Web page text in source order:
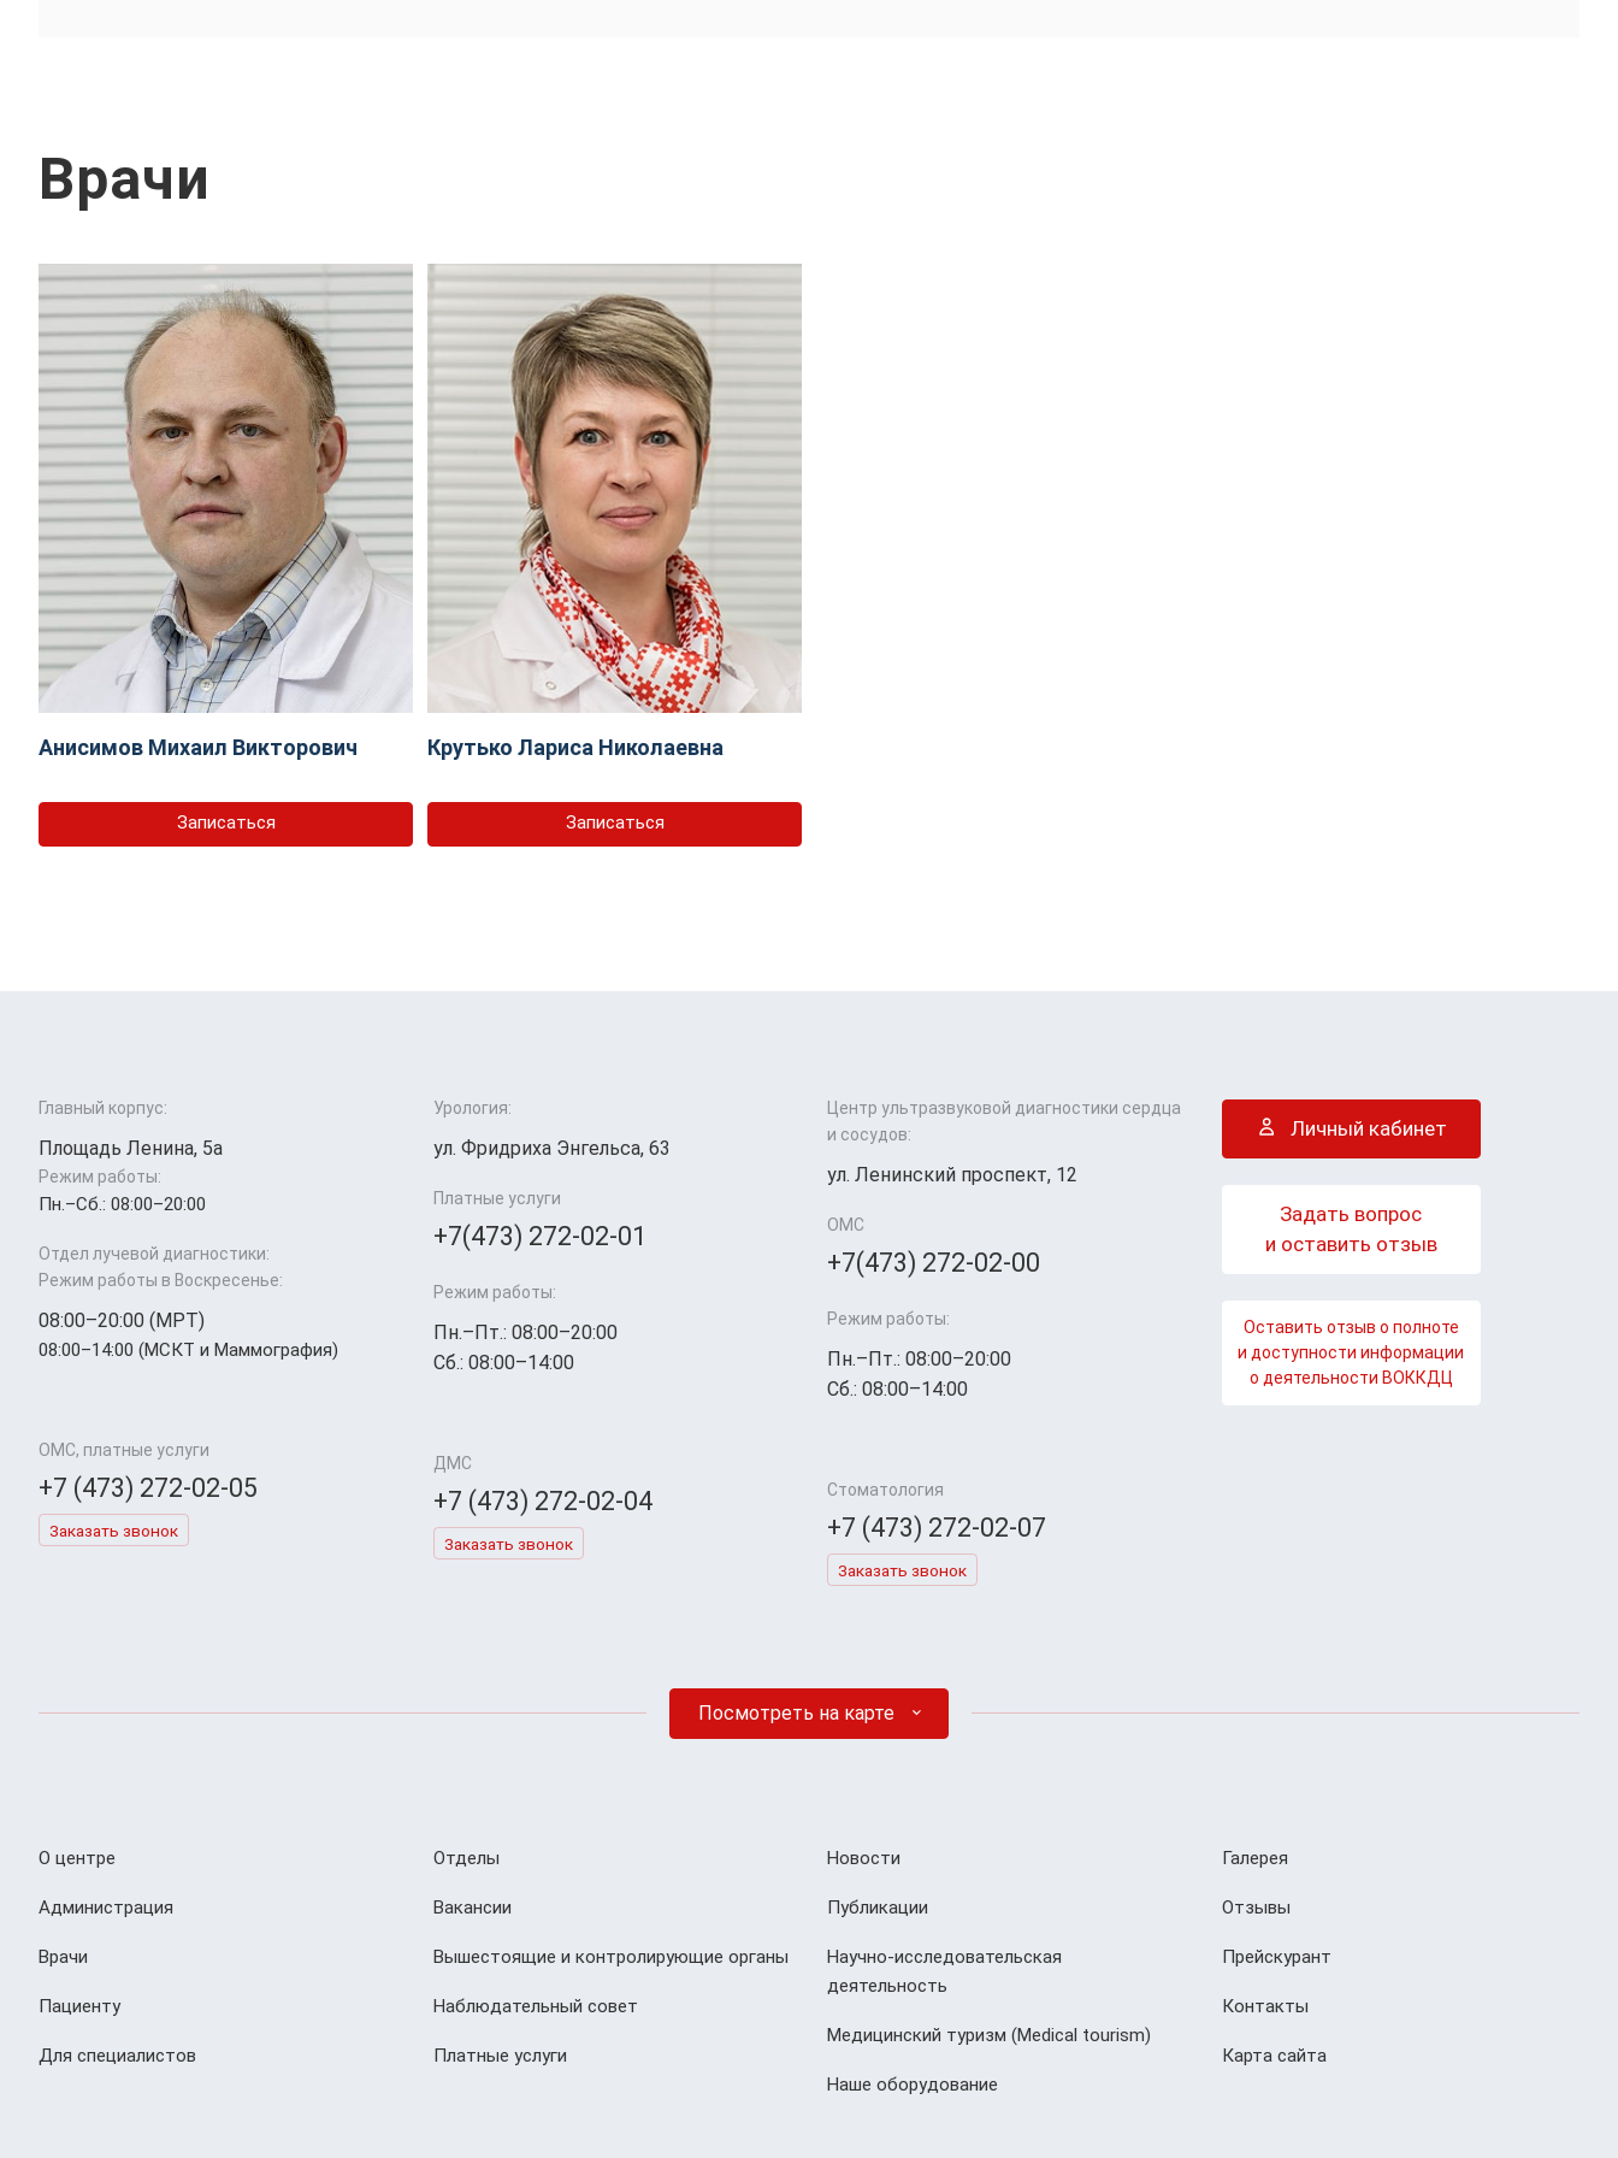
Врачи
Анисимов Михаил Викторович
Записаться
Крутько Лариса Николаевна
Записаться
Главный корпус:
Площадь Ленина, 5а
Режим работы:
Пн.–Cб.: 08:00–20:00
Отдел лучевой диагностики:
Режим работы в Воскресенье:
08:00–20:00 (МРТ)
08:00–14:00 (МСКТ и Маммография)
ОМС, платные услуги
+7 (473) 272-02-05
Заказать звонок
Урология:
ул. Фридриха Энгельса, 63
Платные услуги
+7(473) 272-02-01
Режим работы:
Пн.–Пт.: 08:00–20:00
Сб.: 08:00–14:00
ДМС
+7 (473) 272-02-04
Заказать звонок
Центр ультразвуковой диагностики сердца
и сосудов:
ул. Ленинский проспект, 12
ОМС
+7(473) 272-02-00
Режим работы:
Пн.–Пт.: 08:00–20:00
Сб.: 08:00–14:00
Стоматология
+7 (473) 272-02-07
Заказать звонок
Личный кабинет
Задать вопрос
и оставить отзыв
Оставить отзыв о полноте
и доступности информации
о деятельности ВОККДЦ
Посмотреть на карте
О центре
Администрация
Врачи
Пациенту
Для специалистов
Отделы
Вакансии
Вышестоящие и контролирующие органы
Наблюдательный совет
Платные услуги
Новости
Публикации
Научно-исследовательская
деятельность
Медицинский туризм (Мedical tourism)
Наше оборудование
Галерея
Отзывы
Прейскурант
Контакты
Карта сайта